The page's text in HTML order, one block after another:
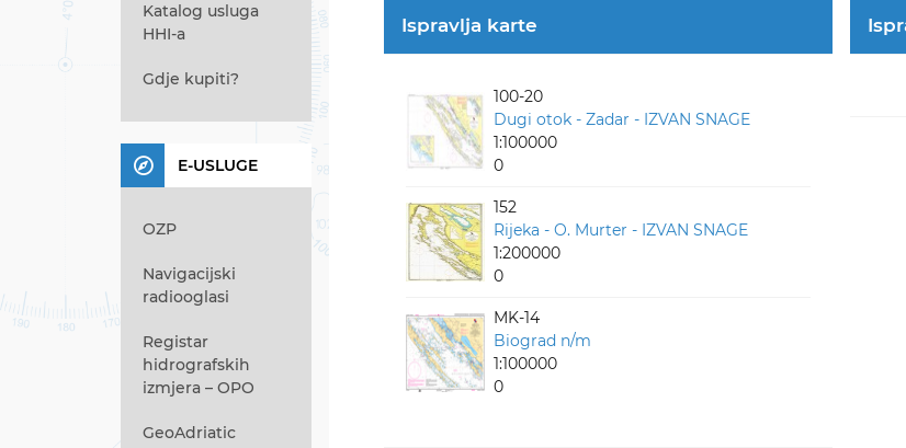
Katalog usluga
HHI-a
Gdje kupiti?
E-USLUGE
OZP
Navigacijski
radiooglasi
Registar
hidrografskih
izmjera – OPO
GeoAdriatic
Ispravlja karte
100-20
Dugi otok - Zadar - IZVAN SNAGE
1:100000
0
152
Rijeka - O. Murter - IZVAN SNAGE
1:200000
0
MK-14
Biograd n/m
1:100000
0